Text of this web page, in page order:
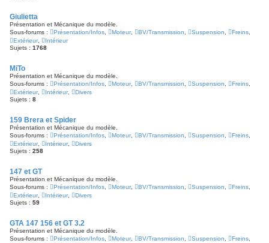
Giulietta
Présentation et Mécanique du modèle.
Sous-forums :
Présentation/Infos Moteur, BV/Transmission Suspension Freins
Extérieur,
Intérieur
Sujets : 1768
MiTo
Présentation et Mécanique du modèle.
Sous-forums :
Présentation/Infos Moteur, BV/Transmission Suspension Freins
Extérieur, Intérieur,
Divers
Sujets : 8
159 Brera et Spider
Présentation et Mécanique du modèle.
Sous-forums :
Présentation/Infos Moteur, BV/Transmission Suspension Freins
Extérieur, Intérieur,
Divers
Sujets : 258
147 et GT
Présentation et Mécanique du modèle.
Sous-forums :
Présentation/Infos Moteur, BV/Transmission Suspension Freins
Extérieur, Intérieur,
Divers
Sujets : 59
GTA 147 156 et GT 3.2
Présentation et Mécanique du modèle.
Sous-forums :
Présentation/Infos Moteur, BV/Transmission Suspension Freins